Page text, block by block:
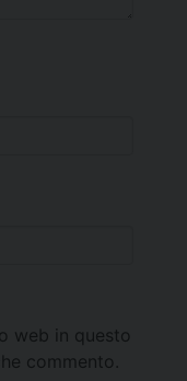
web in questo
commento.